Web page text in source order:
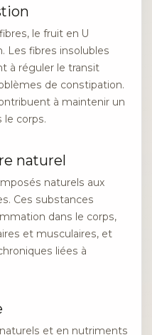
le fruit en U
Les fibres insolubles
à réguler le transit
de constipation.
à maintenir un
le corps.
naturel
naturels aux
Ces substances
dans le corps,
et musculaires, et
liées à
et en nutriments